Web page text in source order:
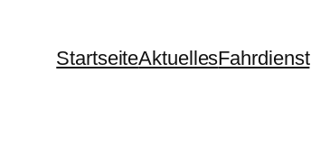
StartseiteAktuellesFahrdienst